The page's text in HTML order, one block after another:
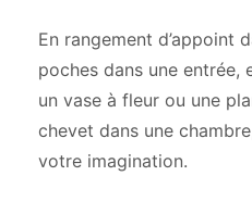
En rangement d’appoint
poches dans une entrée,
un vase à fleur ou une
chevet dans une
votre imagination.